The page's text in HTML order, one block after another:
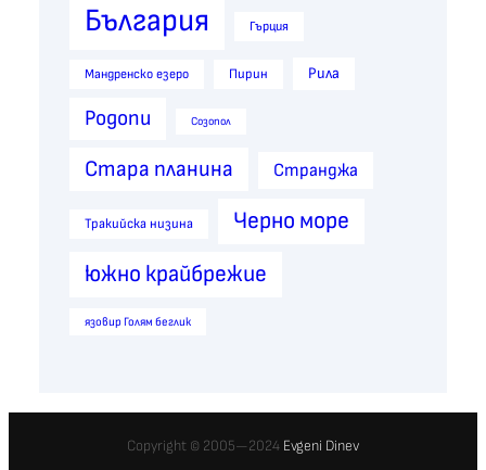
България Гърция
Мандренско езеро Пирин Рила
Родопи Созопол
Стара планина Странджа
Тракийска низина
Черно море
южно крайбрежие
язовир Голям беглик
Copyright © 2005—2024 Evgeni Dinev